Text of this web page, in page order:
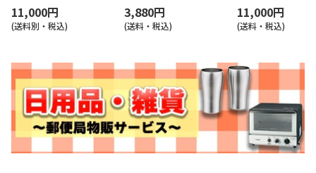
11,000円
(送料別・税込)
3,880円
(送料・税込)
11,000円
(送料・税込)